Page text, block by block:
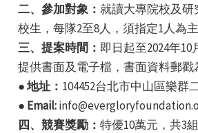
二、參加對象： 就讀大專院校及研
校生，每隊2至8人，須指定1人為主
三、提案時間： 即日起至2024年
提供書面及電子檔，書面資料郵戳
● 地址： 104452台北市中山區樂群
● Email:
四、競賽獎勵： 特優10萬元，共3